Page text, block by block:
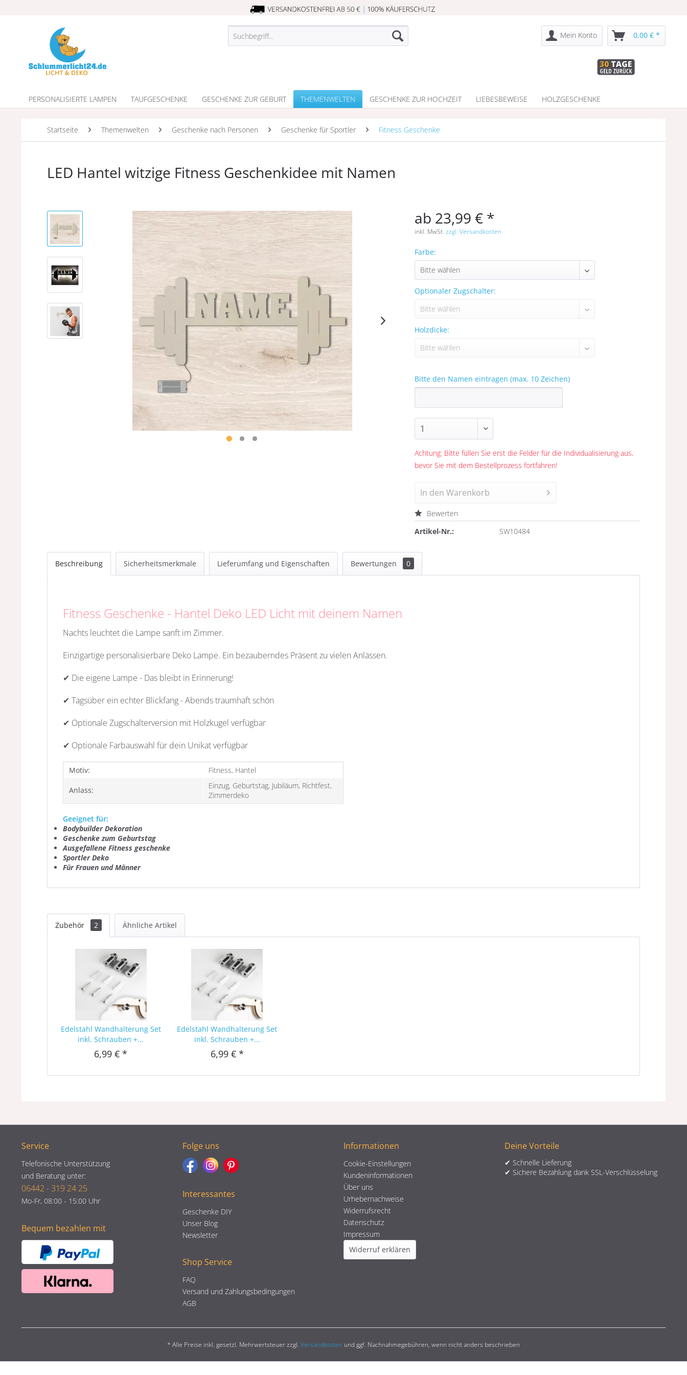
Mein Konto 0,00 € *
PERSONALISIERTE LAMPEN TAUFGESCHENKE GESCHENKE ZUR GEBURT THEMENWELTEN GESCHENKE ZUR HOCHZEIT LIEBESBEWEISE HOLZGESCHENKE
Startseite Themenwelten Geschenke nach Personen Geschenke für Sportler Fitness Geschenke
LED Hantel witzige Fitness Geschenkidee mit Namen
ab 23,99 € *
inkl. MwSt.zzgl. Versandkosten
Farbe:
Optionaler Zugschalter:
Holzdicke:
Bitte den Namen eintragen (max. 10 Zeichen)
Achtung: Bitte füllen Sie erst die Felder für die Individualisierung aus,
bevor Sie mit dem Bestellprozess fortfahren!
In den Warenkorb
Bewerten
Artikel-Nr.:
SW10484
Beschreibung Sicherheitsmerkmale Lieferumfang und Eigenschaften Bewertungen 0
Fitness Geschenke - Hantel Deko LED Licht mit deinem Namen
Nachts leuchtet die Lampe sanft im Zimmer.
Einzigartige personalisierbare Deko Lampe. Ein bezauberndes Präsent zu vielen Anlässen.
✔ Die eigene Lampe - Das bleibt in Erinnerung!
✔ Tagsüber ein echter Blickfang - Abends traumhaft schön
✔ Optionale Zugschalterversion mit Holzkugel verfügbar
✔ Optionale Farbauswahl für dein Unikat verfügbar
Motiv: Fitness, Hantel
Anlass:
Einzug, Geburtstag, Jubiläum, Richtfest,
Zimmerdeko
Geeignet für:
Bodybuilder Dekoration
Geschenke zum Geburtstag
Ausgefallene Fitness geschenke
Sportler Deko
Für Frauen und Männer
Zubehör 2 Ähnliche Artikel
Edelstahl Wandhalterung Set
inkl. Schrauben +...
6,99 € *
Edelstahl Wandhalterung Set
inkl. Schrauben +...
6,99 € *
Service
Telefonische Unterstützung
und Beratung unter:
06442 - 319 24 25
Mo-Fr, 08:00 - 15:00 Uhr
Bequem bezahlen mit
Folge uns
Interessantes
Geschenke DIY
Unser Blog
Newsletter
Shop Service
FAQ
Versand und Zahlungsbedingungen
AGB
Informationen
Cookie-Einstellungen
Kundeninformationen
Über uns
Urhebernachweise
Widerrufsrecht
Datenschutz
Impressum
Widerruf erklären
Deine Vorteile
✔ Schnelle Lieferung
✔ Sichere Bezahlung dank SSL-Verschlüsselung
* Alle Preise inkl. gesetzl. Mehrwertsteuer zzgl. Versandkosten und ggf. Nachnahmegebühren, wenn nicht anders beschrieben